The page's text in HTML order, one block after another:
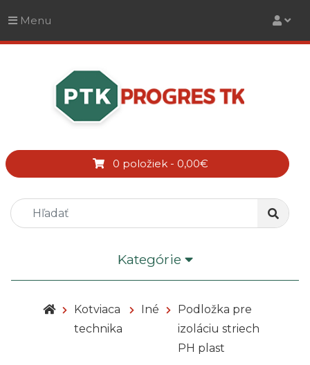
Menu
0 položiek - 0,00€
Kategórie
Kotviaca
technika
Iné
Podložka pre
izoláciu striech
PH plast